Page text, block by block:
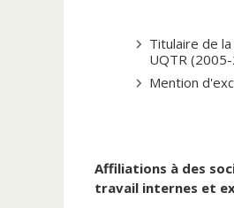
Titulaire de
UQTR
Mention
Affiliations à des
travail internes et